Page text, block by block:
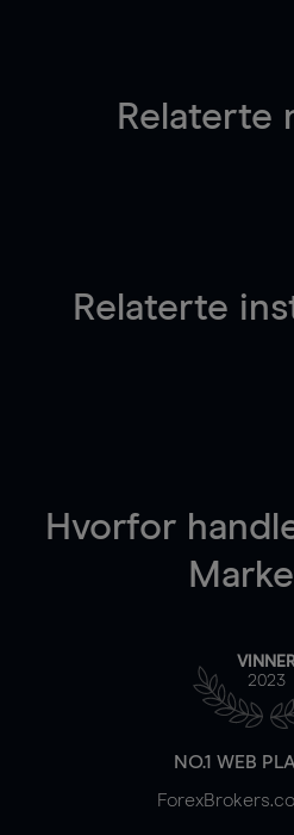
Relaterte
Relaterte
Hvorfor
VINNER
2023
NO.1 WEB